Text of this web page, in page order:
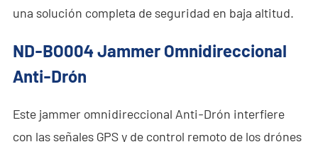
una solución completa de seguridad en baja altitud.
ND-BO004 Jammer Omnidireccional
Anti-Drón
Este jammer omnidireccional Anti-Drón interfiere
con las señales GPS y de control remoto de los drónes